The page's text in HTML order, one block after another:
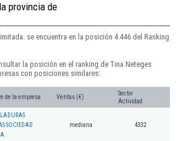
provincia de
se encuentra en la posición 4.446 del Ranking
la posición en el ranking de Tina Neteges
con posiciones similares:
de la empresa Ventas (€)
Sector
Actividad
SOCIEDAD
mediana 4332